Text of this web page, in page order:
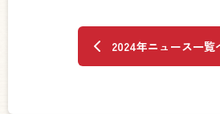
2024年ニュース一覧